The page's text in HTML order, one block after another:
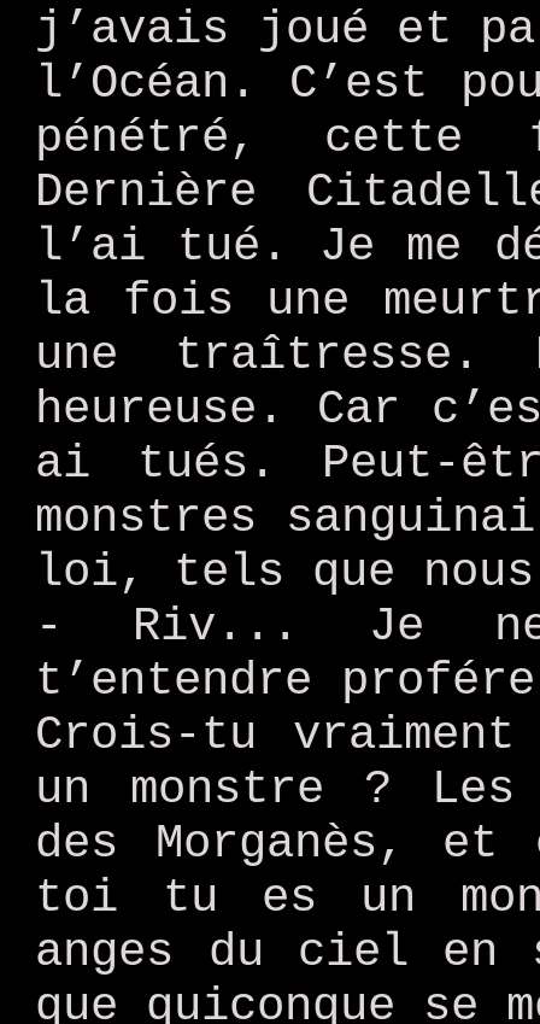
j’avais joué et
l’Océan. C’est
pénétré, cette
Dernière
l’ai tué. Je me
la fois une
une
heureuse. Car
ai tués. Peut-
monstres
loi, tels que
- Riv... Je ne
t’entendre
Crois-tu
un monstre ?
des Morganès,
toi tu es un
anges du ciel en
que quiconque